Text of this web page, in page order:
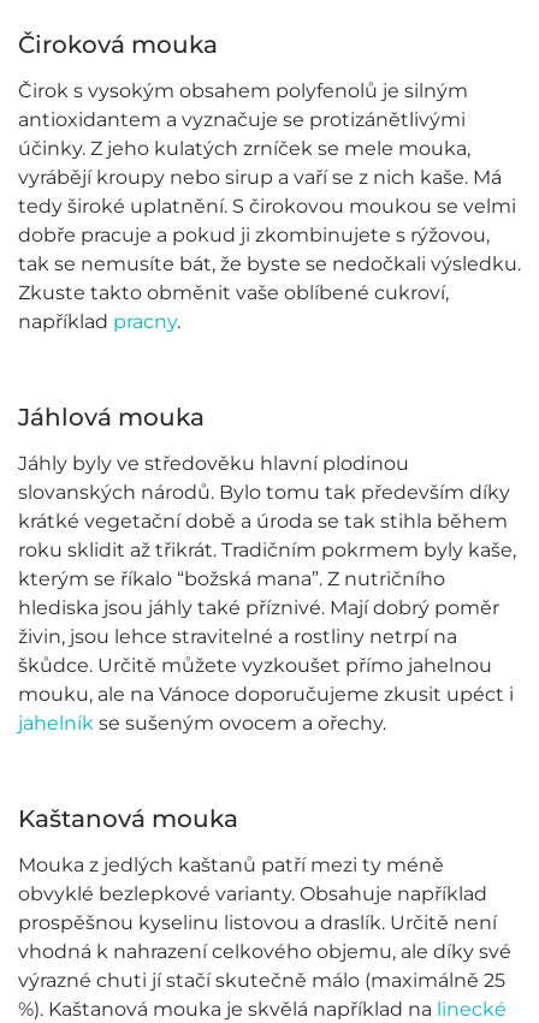
Čiroková mouka
Čirok s vysokým obsahem polyfenolů je silným
antioxidantem a vyznačuje se protizánětlivými
účinky. Z jeho kulatých zrníček se mele mouka,
vyrábějí kroupy nebo sirup a vaří se z nich kaše. Má
tedy široké uplatnění. S čirokovou moukou se velmi
dobře pracuje a pokud ji zkombinujete s rýžovou,
tak se nemusíte bát, že byste se nedočkali výsledku.
Zkuste takto obměnit vaše oblíbené cukroví,
například pracny.
Jáhlová mouka
Jáhly byly ve středověku hlavní plodinou
slovanských národů. Bylo tomu tak především díky
krátké vegetační době a úroda se tak stihla během
roku sklidit až třikrát. Tradičním pokrmem byly kaše,
kterým se říkalo “božská mana”. Z nutričního
hlediska jsou jáhly také příznivé. Mají dobrý poměr
živin, jsou lehce stravitelné a rostliny netrpí na
škůdce. Určitě můžete vyzkoušet přímo jahelnou
mouku, ale na Vánoce doporučujeme zkusit upéct i
jahelník se sušeným ovocem a ořechy.
Kaštanová mouka
Mouka z jedlých kaštanů patří mezi ty méně
obvyklé bezlepkové varianty. Obsahuje například
prospěšnou kyselinu listovou a draslík. Určitě není
vhodná k nahrazení celkového objemu, ale díky své
výrazné chuti jí stačí skutečně málo (maximálně 25
%). Kaštanová mouka je skvělá například na linecké